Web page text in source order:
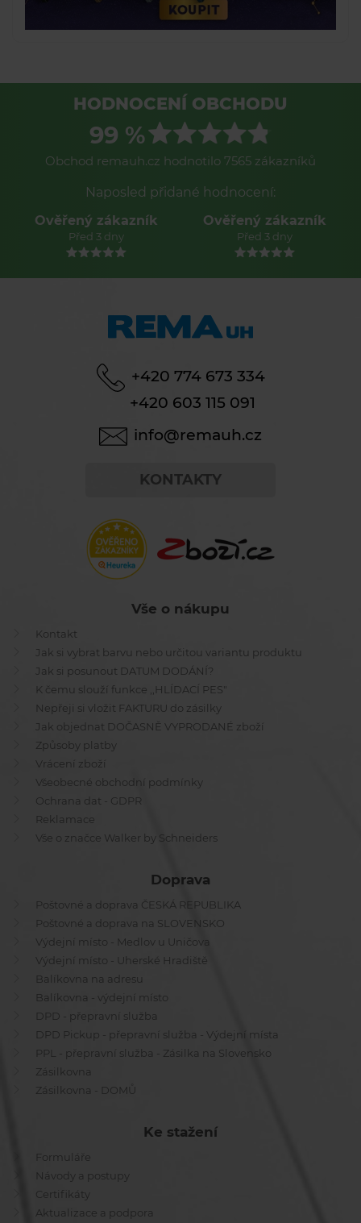
HODNOCENÍ OBCHODU
99 %
Obchod remauh.cz hodnotilo 7565 zákazníků
Naposled přidané hodnocení:
Ověřený zákazník
Před 3 dny
Ověřený zákazník
Před 3 dny
+420 774 673 334
+420 603 115 091
info@remauh.cz
KONTAKTY
Vše o nákupu
Kontakt
Jak si vybrat barvu nebo určitou variantu produktu
Jak si posunout DATUM DODÁNÍ?
K čemu slouží funkce ,,HLÍDACÍ PES"
Nepřeji si vložit FAKTURU do zásilky
Jak objednat DOČASNĚ VYPRODANÉ zboží
Způsoby platby
Vrácení zboží
Všeobecné obchodní podmínky
Ochrana dat - GDPR
Reklamace
Vše o značce Walker by Schneiders
Doprava
Poštovné a doprava ČESKÁ REPUBLIKA
Poštovné a doprava na SLOVENSKO
Výdejní místo - Medlov u Uničova
Výdejní místo - Uherské Hradiště
Balíkovna na adresu
Balíkovna - výdejní místo
DPD - přepravní služba
DPD Pickup - přepravní služba - Výdejní místa
PPL - přepravní služba - Zásilka na Slovensko
Zásilkovna
Zásilkovna - DOMŮ
Ke stažení
Formuláře
Návody a postupy
Certifikáty
Aktualizace a podpora